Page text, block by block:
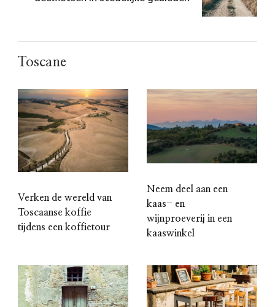
Toscane
Verken de wereld van
Toscaanse koffie
tijdens een koffietour
Neem deel aan een
kaas- en
wijnproeverij in een
kaaswinkel